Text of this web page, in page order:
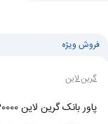
فروش ویژه
گرین لاین
پاور بانک گرین لاین 20000 mAh مدل Solar 2